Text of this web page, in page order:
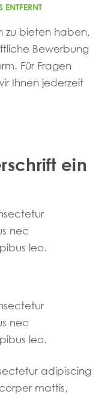
zu bieten haben,
Bewerbung
Für Fragen
Ihnen jederzeit
ein
nec
leo.
nec
leo.
adipiscing
mattis,